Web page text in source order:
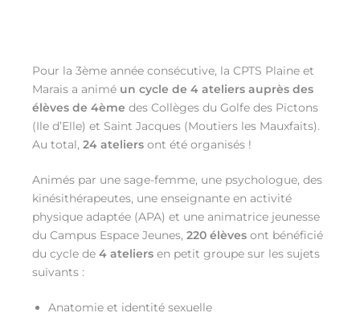
Pour la 3ème année consécutive, la CPTS Plaine et
Marais a animé un cycle de 4 ateliers auprès des
élèves de 4ème des Collèges du Golfe des Pictons
(Ile d’Elle) et Saint Jacques (Moutiers les Mauxfaits).
Au total, 24 ateliers ont été organisés !
Animés par une sage-femme, une psychologue, des
kinésithérapeutes, une enseignante en activité
physique adaptée (APA) et une animatrice jeunesse
du Campus Espace Jeunes, 220 élèves ont bénéficié
du cycle de 4 ateliers en petit groupe sur les sujets
suivants :
Anatomie et identité sexuelle